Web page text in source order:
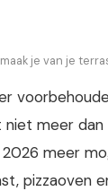
je van je
niet meer
meer
pizzaoven